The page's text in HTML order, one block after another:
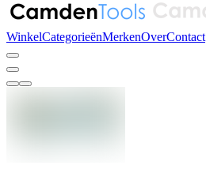
WinkelCategorieënMerkenOverContact